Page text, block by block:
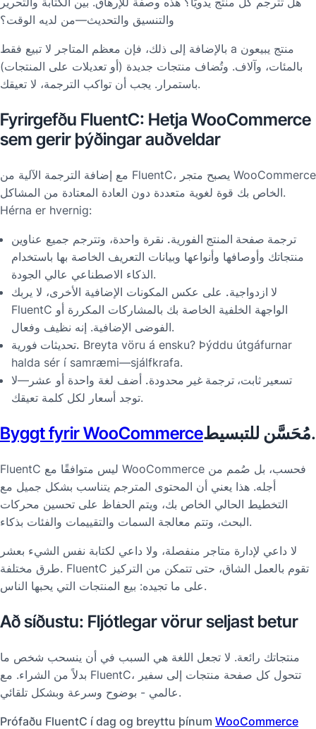
والتنسيق والتحديث—من لديه الوقت؟
a
بالمئات، وآلاف. وتُضاف منتجات جديدة (أو تعديلات على المنتجات)
باستمرار. يجب أن تواكب الترجمة، لا تعيقك.
Fyrirgefðu FluentC: Hetja WooCommerce
sem gerir þýðingar auðveldar
مع إضافة الترجمة الآلية من FluentC، يصبح متجر WooCommerce
الخاص بك قوة لغوية متعددة دون العادة المعتادة من المشاكل.
Hérna er hvernig:
ترجمة صفحة المنتج الفورية. نقرة واحدة، وتترجم جميع عناوين
منتجاتك وأوصافها وأنواعها وبيانات التعريف الخاصة بها باستخدام
الذكاء الاصطناعي عالي الجودة.
لا ازدواجية. على عكس المكونات الإضافية الأخرى، لا يربك
FluentC الواجهة الخلفية الخاصة بك بالمشاركات المكررة أو
الفوضى الإضافية. إنه نظيف وفعال.
تحديثات فورية. Breyta vöru á ensku? Þýddu útgáfurnar
halda sér í samræmi—sjálfkrafa.
تسعير ثابت، ترجمة غير محدودة. أضف لغة واحدة أو عشر—لا
توجد أسعار لكل كلمة تعيقك.
Byggt fyrir WooCommerce مُحَسَّن للتبسيط.
FluentC ليس متوافقًا مع WooCommerce فحسب، بل صُمم من
أجله. هذا يعني أن المحتوى المترجم يتناسب بشكل جميل مع
التخطيط الحالي الخاص بك، ويتم الحفاظ على تحسين محركات
البحث، وتتم معالجة السمات والتقييمات والفئات بذكاء.
لا داعي لإدارة متاجر منفصلة، ولا داعي لكتابة نفس الشيء بعشر
طرق مختلفة. FluentC تقوم بالعمل الشاق، حتى تتمكن من التركيز
على ما تجيده: بيع المنتجات التي يحبها الناس.
Að síðustu: Fljótlegar vörur seljast betur
منتجاتك رائعة. لا تجعل اللغة هي السبب في أن ينسحب شخص ما
بدلاً من الشراء. مع FluentC، تتحول كل صفحة منتجات إلى سفير
عالمي - بوضوح وسرعة وبشكل تلقائي.
Prófaðu FluentC í dag og breyttu þínum WooCommerce